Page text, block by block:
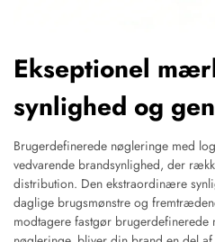
Ekseptionel
synlighed og
Brugerdefinerede nøgleringe med
vedvarende brandsynlighed, der
distribution. Den ekstraordinære
daglige brugsmønstre og
modtagere fastgør